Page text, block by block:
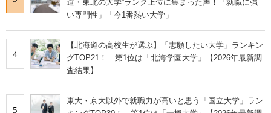
道・東北の大学”ランク上位に集まった声！「就職に強
い専門性」「今1番熱い大学」
4
【北海道の高校生が選ぶ】「志願したい大学」ランキン
グTOP21！ 第1位は「北海学園大学」【2026年最新調
査結果】
5
東大・京大以外で就職力が高いと思う「国立大学」ラン